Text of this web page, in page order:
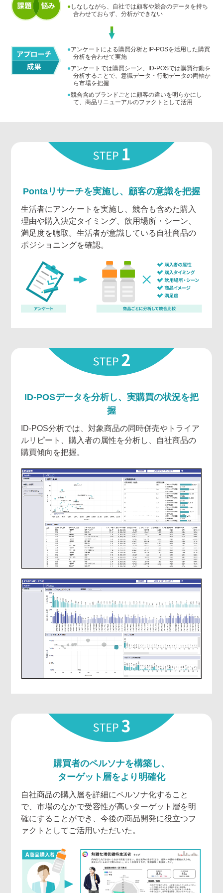
しなしながら、自社では顧客や競合のデータを持ち
合わせておらず、分析ができない
アンケートによる購買分析とIP-POSを活用した購買
分析を合わせて実施
アンケートでは購買シーン、ID-POSでは購買行動を
分析することで、意識データ・行動データの両軸か
ら市場を把握
競合含めブランドごとに顧客の違いを明らかにし
て、商品リニューアルのファクトとして活用
Pontaリサーチを実施し、顧客の意識を把握
生活者にアンケートを実施し、競合も含めた購入
理由や購入決定タイミング、飲用場所・シーン、
満足度を聴取。生活者が意識している自社商品の
ポジショニングを確認。
ID-POSデータを分析し、実購買の状況を把
握
ID-POS分析では、対象商品の同時併売やトライア
ルリピート、購入者の属性を分析し、自社商品の
購買傾向を把握。
購買者のペルソナを構築し、
ターゲット層をより明確化
自社商品の購入層を詳細にペルソナ化すること
で、市場のなかで受容性が高いターゲット層を明
確にすることができ、今後の商品開発に役立つフ
ァクトとしてご活用いただいた。